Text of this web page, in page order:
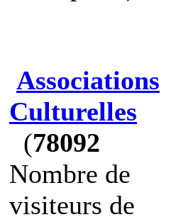
Associations
Culturelles
(78092
Nombre de
visiteurs de